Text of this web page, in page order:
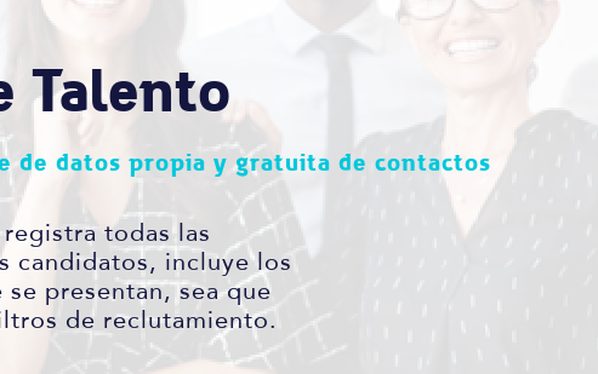
Talento
de datos propia y gratuita de contactos
todas las
candidatos, incluye los
presentan, sea que
de reclutamiento.